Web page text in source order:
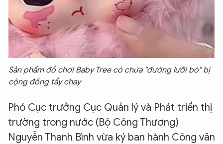
Sản phẩm đồ chơi Baby Tree có chứa "đường lưỡi bò" bị
cộng đồng tẩy chay
Phó Cục trưởng Cục Quản lý và Phát triển thị
trường trong nước (Bộ Công Thương)
Nguyễn Thanh Bình vừa ký ban hành Công văn